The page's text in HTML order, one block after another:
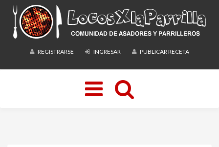
REGISTRARSE INGRESAR PUBLICAR RECETA
Toggle
navigation